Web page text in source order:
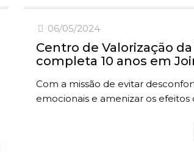
06/05/2024
Centro de Valorização da
completa 10 anos em
Com a missão de evitar
emocionais e amenizar os efeitos